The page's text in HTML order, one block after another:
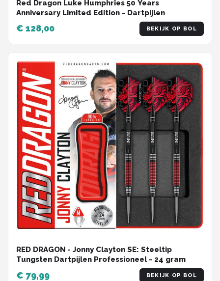
Red Dragon Luke Humphries 50 Years
Anniversary Limited Edition - Dartpijlen
€ 128,00 BEKIJK OP BOL
RED DRAGON - Jonny Clayton SE: Steeltip
Tungsten Dartpijlen Professioneel - 24 gram
€ 79,99 BEKIJK OP BOL